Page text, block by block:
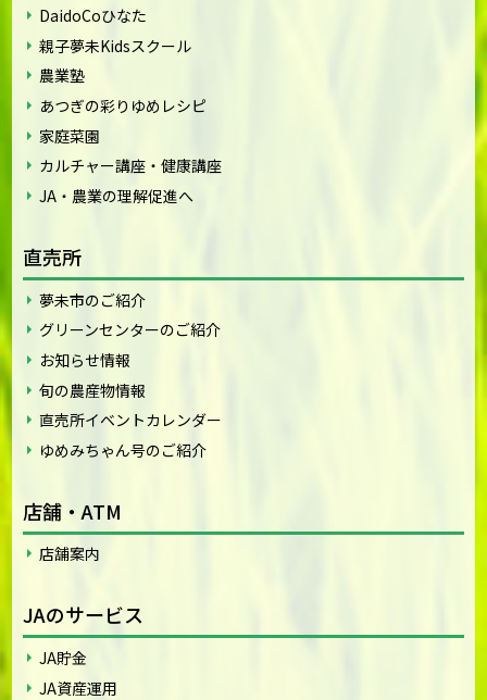
DaidoCoひなた
親子夢未Kidsスクール
農業塾
あつぎの彩りゆめレシピ
家庭菜園
カルチャー講座・健康講座
JA・農業の理解促進へ
直売所
夢未市のご紹介
グリーンセンターのご紹介
お知らせ情報
旬の農産物情報
直売所イベントカレンダー
ゆめみちゃん号のご紹介
店舗・ATM
店舗案内
JAのサービス
JA貯金
JA資産運用